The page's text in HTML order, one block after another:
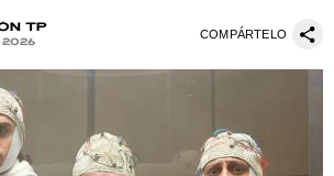
TP
COMPÁRTELO